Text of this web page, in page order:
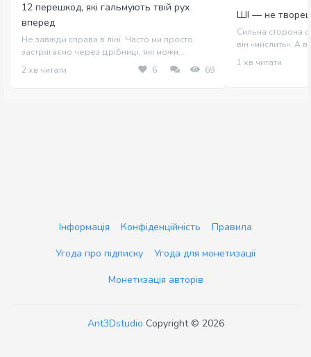
12 перешкод, які гальмують твій рух
вперед
Не завжди справа в ліні. Часто ми просто
застрягаємо через дрібниці, які можн...
2 хв читати
6 69
ШІ — не
Сильна сторона
він «мислить». А
1 хв читати
Інформація Конфіденційність
Правила
Угода про підписку
Угода для монетизації
Монетизація авторів
Ant3Dstudio Copyright © 2026